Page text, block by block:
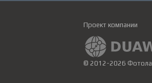
Проект компании
© 2012-2026